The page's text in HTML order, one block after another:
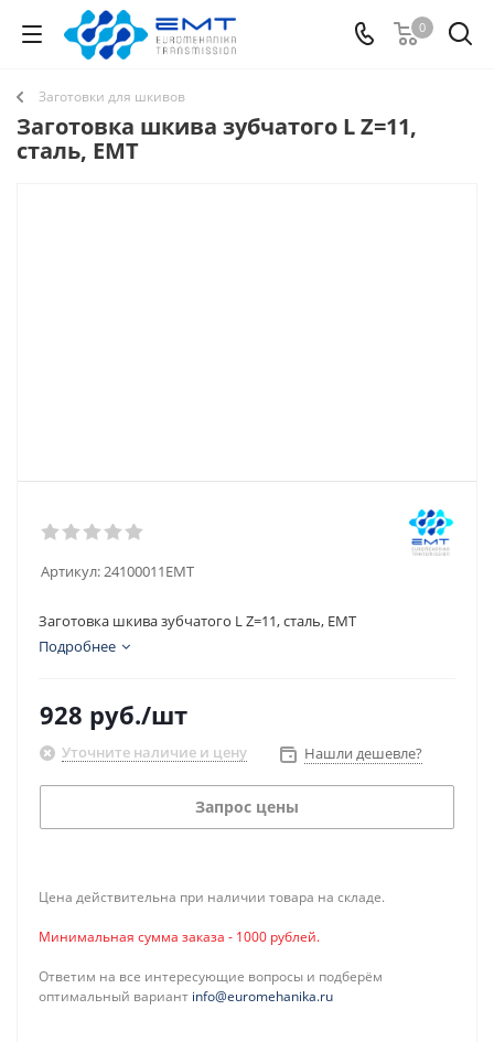
0
Заготовки для шкивов
Заготовка шкива зубчатого L Z=11,
сталь, EMT
Артикул:24100011EMT
Заготовка шкива зубчатого L Z=11, сталь, EMT
Подробнее
928 руб./шт
Уточните наличие и цену Нашли дешевле?
Запрос цены
Цена действительна при наличии товара на складе.
Минимальная сумма заказа - 1000 рублей.
Ответим на все интересующие вопросы и подберём
оптимальный вариант info@euromehanika.ru